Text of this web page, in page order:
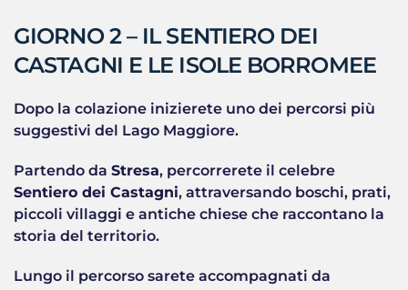
GIORNO 2 – IL SENTIERO DEI
CASTAGNI E LE ISOLE BORROMEE
Dopo la colazione inizierete uno dei percorsi più
suggestivi del Lago Maggiore.
Partendo da Stresa, percorrerete il celebre
Sentiero dei Castagni, attraversando boschi, prati,
piccoli villaggi e antiche chiese che raccontano la
storia del territorio.
Lungo il percorso sarete accompagnati da